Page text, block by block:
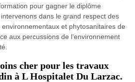
pour gagner le diplôme
dans le grand respect des
et phytosanitaires de
aux percussions de l’environnement
cher pour les travaux
à L Hospitalet Du Larzac.